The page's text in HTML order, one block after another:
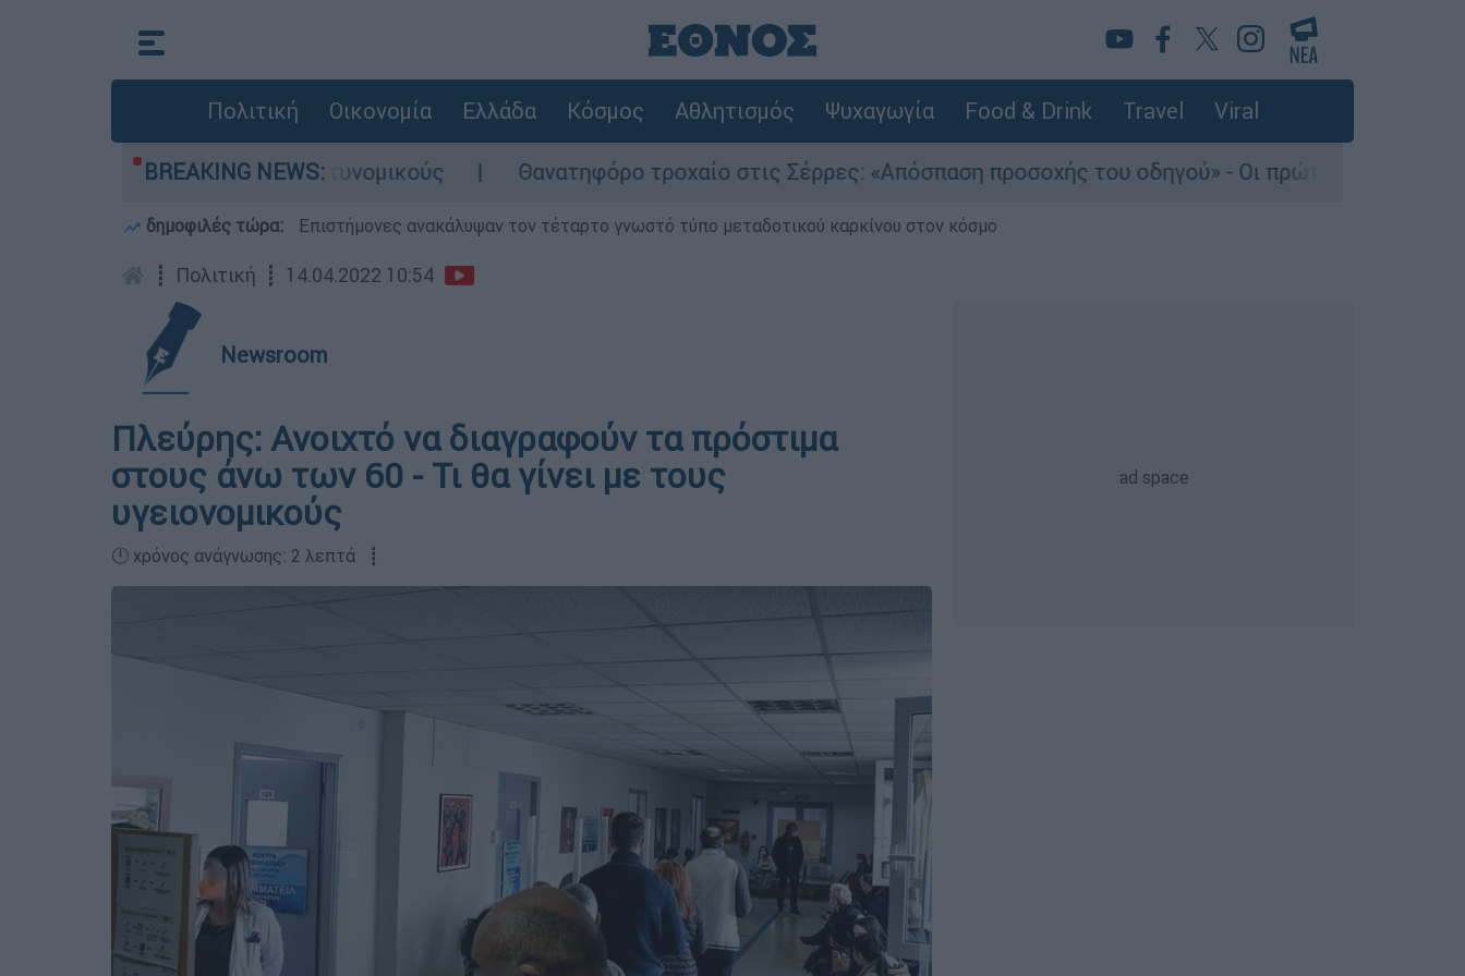
Πολιτική Οικονομία Ελλάδα Κόσμος Αθλητισμός Ψυχαγωγία Food & Drink Travel Viral
BREAKING NEWS:
στους αστυνομικούς Θανατηφόρο τροχαίο στις Σέρρες: «Απόσπαση προσοχής του οδηγού» - Οι πρώτες εκτιμήσεις
δημοφιλές τώρα: Επιστήμονες ανακάλυψαν τον τέταρτο γνωστό τύπο μεταδοτικού καρκίνου στον κόσμο
┋ Πολιτική ┋ 14.04.2022 10:54
Newsroom
Πλεύρης: Ανοιχτό να διαγραφούν τα πρόστιμα
στους άνω των 60 - Τι θα γίνει με τους
υγειονομικούς
🕛 χρόνος ανάγνωσης: 2 λεπτά ┋